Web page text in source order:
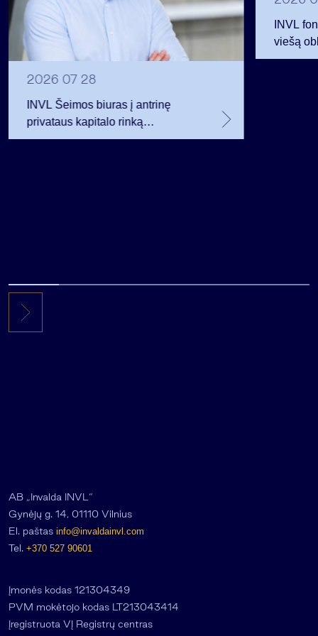
2026 07 28
INVL Šeimos biuras į antrinę
privataus kapitalo rinką
investuojantį fondą pritraukė 17,4
INVL
viešą
12 mln.
AB „Invalda INVL“
Gynėjų g. 14, 01110 Vilnius
El. paštas info@invaldainvl.com
Tel. +370 527 90601
Įmonės kodas 121304349
PVM mokėtojo kodas LT213043414
Įregistruota VĮ Registrų centras